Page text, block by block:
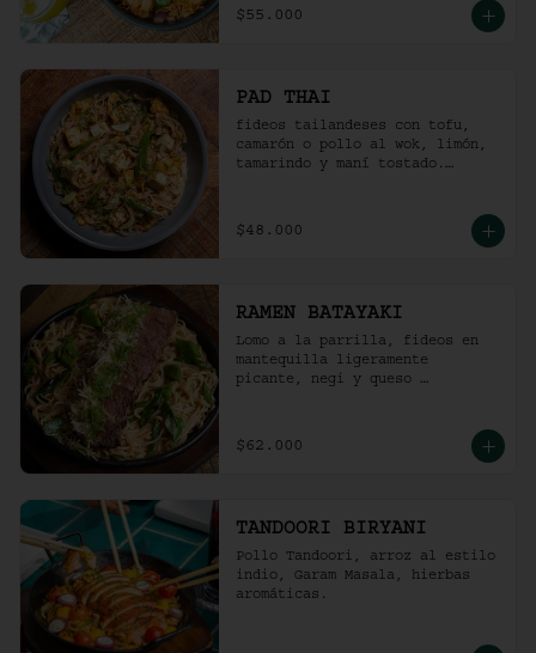
$55.000
PAD THAI
fideos tailandeses con tofu,
camarón o pollo al wok, limón,
tamarindo y maní tostado.
$48.000
RAMEN BATAYAKI
Lomo a la parrilla, fideos en
mantequilla ligeramente
picante, negi y queso
$62.000
TANDOORI BIRYANI
Pollo Tandoori, arroz al estilo
indio, Garam Masala, hierbas
aromáticas.